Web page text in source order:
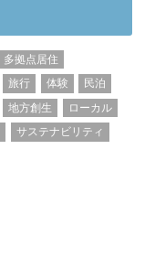
多拠点居住
旅行 体験
民泊
地方創生
ローカル
サステナビリティ